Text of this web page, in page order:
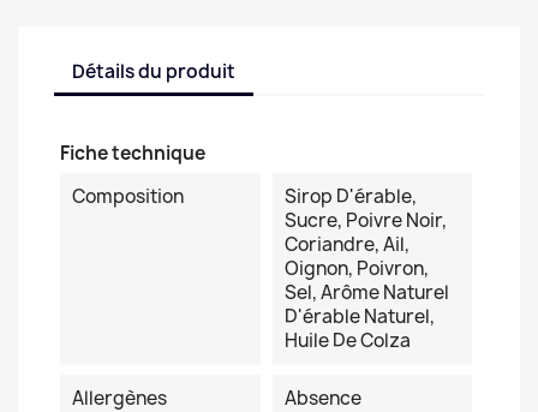
Détails du produit
Fiche technique
Composition
Sirop D'érable,
Sucre, Poivre Noir,
Coriandre, Ail,
Oignon, Poivron,
Sel, Arôme Naturel
D'érable Naturel,
Huile De Colza
Allergènes Absence